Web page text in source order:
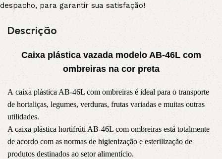
despacho, para garantir sua satisfação!
Descrição
Caixaplástica vazada modelo AB-46L com
ombreiras na cor preta
A caixa plástica AB-46L com ombreiras é ideal para o transporte
de hortaliças, legumes, verduras, frutas variadas e muitas outras
utilidades.
A caixa plástica hortifrúti AB-46L com ombreiras está totalmente
de acordo com as normas de higienização e esterilização de
produtos destinados ao setor alimentício.